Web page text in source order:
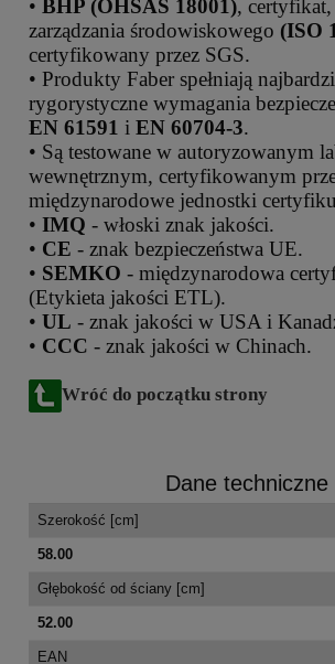
• BHP (OHSAS 18001), certyfikat,
zarządzania środowiskowego (ISO
certyfikowany przez SGS.
• Produkty Faber spełniają
rygorystyczne wymagania
EN 61591 i EN 60704-3.
• Są testowane w autoryzowanym
wewnętrznym, certyfikowanym
międzynarodowe jednostki
• IMQ - włoski znak jakości.
• CE - znak bezpieczeństwa UE.
• SEMKO - międzynarodowa
(Etykieta jakości ETL).
• UL - znak jakości w USA i
• CCC - znak jakości w Chinach.
Wróć do początku strony
Dane techniczne
Szerokość [cm]
58.00
Głębokość od ściany [cm]
52.00
EAN